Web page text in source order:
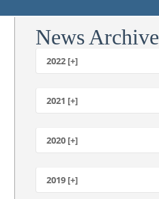
News Archive
2022 [+]
2021 [+]
October
July
2020 [+]
January
2019 [+]